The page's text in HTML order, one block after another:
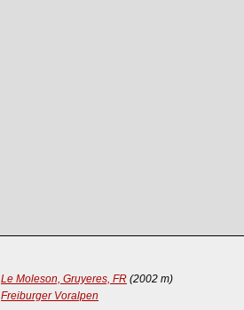
Le Moleson, Gruyeres, FR (2002 m)
Freiburger Voralpen